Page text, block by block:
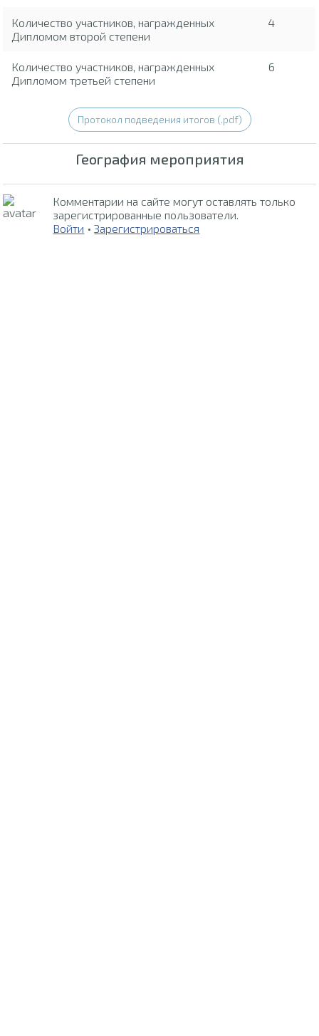
Количество участников, награжденных
Дипломом второй степени
4
Количество участников, награжденных
Дипломом третьей степени
6
Протокол подведения итогов (.pdf)
География мероприятия
Комментарии на сайте могут оставлять только
зарегистрированные пользователи.
Войти •Зарегистрироваться